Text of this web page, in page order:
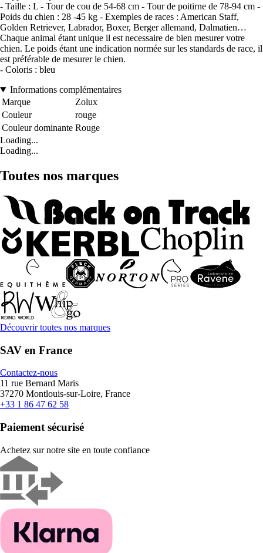
- Taille : L - Tour de cou de 54-68 cm - Tour de poitirne de 78-94 cm -
Poids du chien : 28 -45 kg - Exemples de races : American Staff,
Golden Retriever, Labrador, Boxer, Berger allemand, Dalmatien…
Chaque animal étant unique il est necessaire de bien mesurer votre
chien. Le poids étant une indication normée sur les standards de race, il
est préférable de mesurer le chien.
- Coloris : bleu
Informations complémentaires
Marque
Zolux
Couleur
rouge
Couleur dominante Rouge
Loading...
Loading...
Toutes nos marques
Découvrir toutes nos marques
SAV en France
Contactez-nous
11 rue Bernard Maris
37270 Montlouis-sur-Loire, France
+33 1 86 47 62 58
Paiement sécurisé
Achetez sur notre site en toute confiance